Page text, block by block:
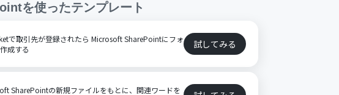
を使ったテンプレート
で取引先が登録されたら Microsoft SharePointにフォ
成する
試してみる
SharePointの新規ファイルをもとに、関連ワードを